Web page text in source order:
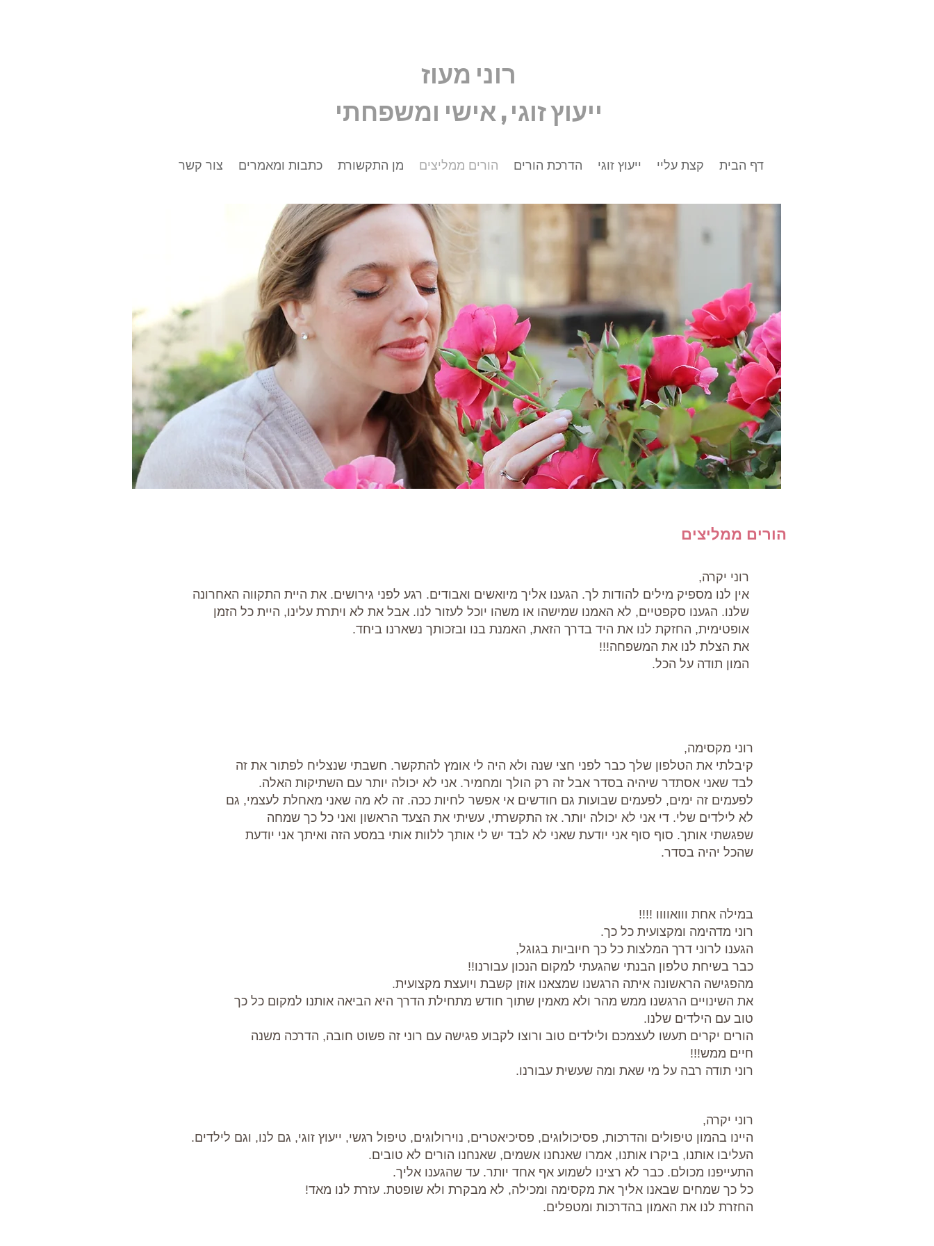
רוני מעוז
ייעוץ זוגי , אישי ומשפחתי
דף הבית קצת עליי ייעוץ זוגי הדרכת הורים הורים ממליצים מן התקשורת כתבות ומאמרים צור קשר
הורים ממליצים
רוני יקרה,
אין לנו מספיק מילים להודות לך. הגענו אליך מיואשים ואבודים. רגע לפני גירושים. את היית התקווה האחרונה
שלנו. הגענו סקפטיים, לא האמנו שמישהו או משהו יוכל לעזור לנו. אבל את לא ויתרת עלינו, היית כל הזמן
אופטימית, החזקת לנו את היד בדרך הזאת, האמנת בנו ובזכותך נשארנו ביחד.
את הצלת לנו את המשפחה!!!
המון תודה על הכל.
רוני מקסימה,
קיבלתי את הטלפון שלך כבר לפני חצי שנה ולא היה לי אומץ להתקשר. חשבתי שנצליח לפתור את זה
לבד שאני אסתדר שיהיה בסדר אבל זה רק הולך ומחמיר. אני לא יכולה יותר עם השתיקות האלה.
לפעמים זה ימים, לפעמים שבועות גם חודשים אי אפשר לחיות ככה. זה לא מה שאני מאחלת לעצמי, גם
לא לילדים שלי. די אני לא יכולה יותר. אז התקשרתי, עשיתי את הצעד הראשון ואני כל כך שמחה
שפגשתי אותך. סוף סוף אני יודעת שאני לא לבד יש לי אותך ללוות אותי במסע הזה ואיתך אני יודעת
שהכל יהיה בסדר.
במילה אחת ווואוווו !!!!
רוני מדהימה ומקצועית כל כך.
הגענו לרוני דרך המלצות כל כך חיוביות בגוגל,
כבר בשיחת טלפון הבנתי שהגעתי למקום הנכון עבורנו!!
מהפגישה הראשונה איתה הרגשנו שמצאנו אוזן קשבת ויועצת מקצועית.
את השינויים הרגשנו ממש מהר ולא מאמין שתוך חודש מתחילת הדרך היא הביאה אותנו למקום כל כך
טוב עם הילדים שלנו.
הורים יקרים תעשו לעצמכם ולילדים טוב ורוצו לקבוע פגישה עם רוני זה פשוט חובה, הדרכה משנה
חיים ממש!!!
רוני תודה רבה על מי שאת ומה שעשית עבורנו.
רוני יקרה,
היינו בהמון טיפולים והדרכות, פסיכולוגים, פסיכיאטרים, נוירולוגים, טיפול רגשי, ייעוץ זוגי, גם לנו, וגם לילדים.
העליבו אותנו, ביקרו אותנו, אמרו שאנחנו אשמים, שאנחנו הורים לא טובים.
התעייפנו מכולם. כבר לא רצינו לשמוע אף אחד יותר. עד שהגענו אליך.
כל כך שמחים שבאנו אליך את מקסימה ומכילה, לא מבקרת ולא שופטת. עזרת לנו מאד!
החזרת לנו את האמון בהדרכות ומטפלים.